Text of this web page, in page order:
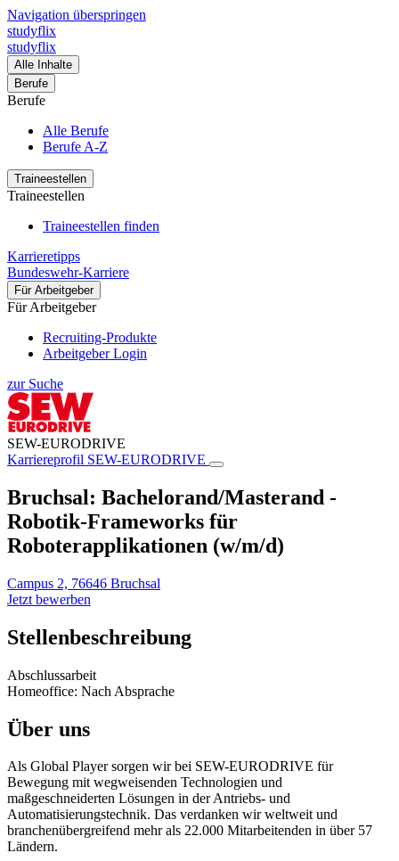
Navigation überspringen
studyflix
studyflix
Alle Inhalte
Berufe
Berufe
Alle Berufe
Berufe A-Z
Traineestellen
Traineestellen
Traineestellen finden
Karrieretipps
Bundeswehr-Karriere
Für Arbeitgeber
Für Arbeitgeber
Recruiting-Produkte
Arbeitgeber Login
zur Suche
SEW-EURODRIVE
Karriereprofil SEW-EURODRIVE
Bruchsal: Bachelorand/Masterand -
Robotik-Frameworks für
Roboterapplikationen (w/m/d)
Campus 2, 76646 Bruchsal
Jetzt bewerben
Stellenbeschreibung
Abschlussarbeit
Homeoffice: Nach Absprache
Über uns
Als Global Player sorgen wir bei SEW-EURODRIVE für
Bewegung mit wegweisenden Technologien und
maßgeschneiderten Lösungen in der Antriebs- und
Automatisierungstechnik. Das verdanken wir weltweit und
branchenübergreifend mehr als 22.000 Mitarbeitenden in über 57
Ländern.